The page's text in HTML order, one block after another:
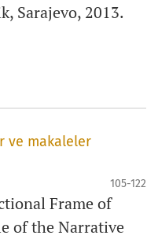
Sarajevo, 2013.
ve makaleler
105-122
Frame of
of the Narrative